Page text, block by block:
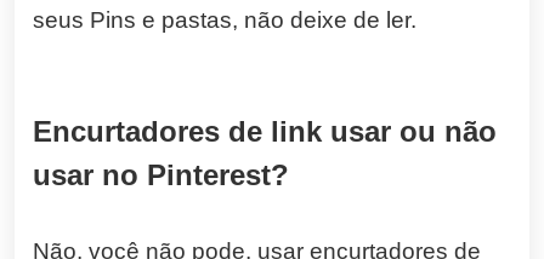
seus Pins e pastas, não deixe de ler.
Encurtadores de link usar ou não
usar no Pinterest?
Não, você não pode, usar encurtadores de